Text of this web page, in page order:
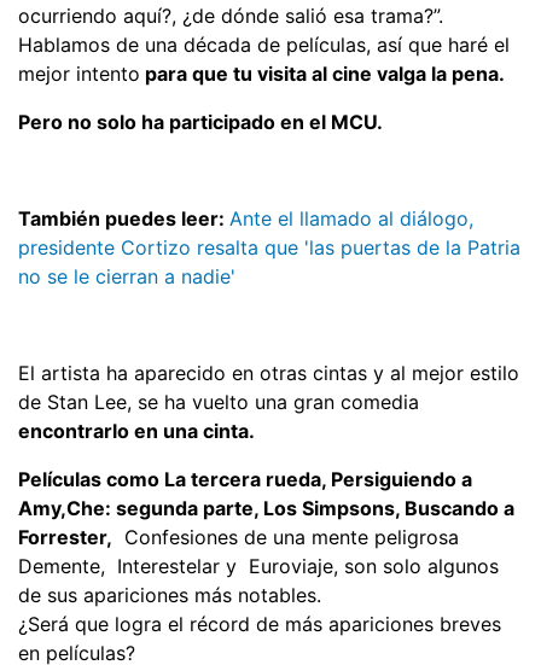
ocurriendo aquí?, ¿de dónde salió esa trama?”.
Hablamos de una década de películas, así que haré el
mejor intento para que tu visita al cine valga la pena.
Pero no solo ha participado en el MCU.
También puedes leer: Ante el llamado al diálogo,
presidente Cortizo resalta que 'las puertas de la Patria
no se le cierran a nadie'
El artista ha aparecido en otras cintas y al mejor estilo
de Stan Lee, se ha vuelto una gran comedia
encontrarlo en una cinta.
Películas como La tercera rueda, Persiguiendo a
Amy,Che: segunda parte, Los Simpsons, Buscando a
Forrester, Confesiones de una mente peligrosa
Demente, Interestelar y Euroviaje, son solo algunos
de sus apariciones más notables.
¿Será que logra el récord de más apariciones breves
en películas?